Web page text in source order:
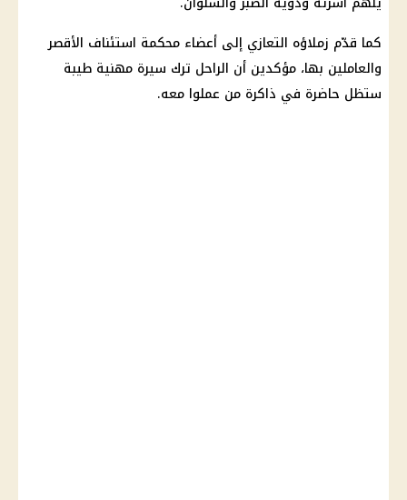
كما قدّم زملاؤه التعازي إلى أعضاء محكمة استئناف الأقصر
والعاملين بها، مؤكدين أن الراحل ترك سيرة مهنية طيبة
ستظل حاضرة في ذاكرة من عملوا معه.